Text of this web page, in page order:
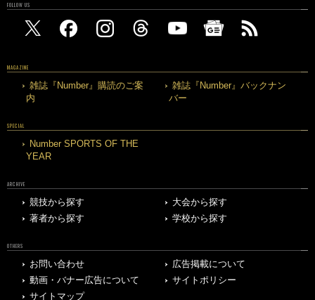
FOLLOW US
MAGAZINE
雑誌『Number』購読のご案
内
雑誌『Number』バックナン
バー
SPECIAL
Number SPORTS OF THE
YEAR
ARCHIVE
競技から探す
大会から探す
著者から探す
学校から探す
OTHERS
お問い合わせ
広告掲載について
動画・バナー広告について
サイトポリシー
サイトマップ